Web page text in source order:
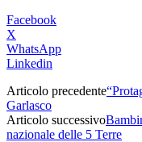
Facebook
X
WhatsApp
Linkedin
Articolo precedente
Garlasco
Articolo successivo
nazionale delle 5 Terre